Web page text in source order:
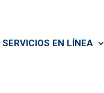
SERVICIOS EN LÍNEA